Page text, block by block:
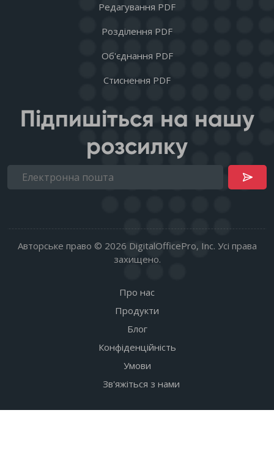
Редагування PDF
Розділення PDF
Об'єднання PDF
Стиснення PDF
Підпишіться на нашу
розсилку
Авторське право © 2026 DigitalOfficePro, Inc. Усі права
захищено.
Про нас
Продукти
Блог
Конфіденційність
Умови
Зв'яжіться з нами